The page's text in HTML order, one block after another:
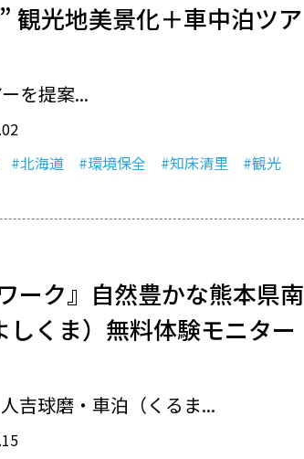
観光地美景化＋車中泊ツア
を提案...
#北海道 #環境保全 #知床清里
#観光
ーク』自然豊かな熊本県南
くま）無料体験モニター
吉球磨・車泊（くるま...